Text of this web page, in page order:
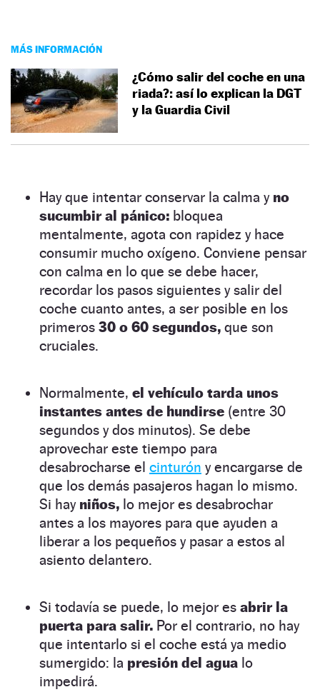
MÁS INFORMACIÓN
¿Cómo salir del coche en una
riada?: así lo explican la DGT
y la Guardia Civil
Hay que intentar conservar la calma y no
sucumbir al pánico: bloquea
mentalmente, agota con rapidez y hace
consumir mucho oxígeno. Conviene pensar
con calma en lo que se debe hacer,
recordar los pasos siguientes y salir del
coche cuanto antes, a ser posible en los
primeros 30 o 60 segundos, que son
cruciales.
Normalmente, el vehículo tarda unos
instantes antes de hundirse (entre 30
segundos y dos minutos). Se debe
aprovechar este tiempo para
desabrocharse el cinturón y encargarse de
que los demás pasajeros hagan lo mismo.
Si hay niños, lo mejor es desabrochar
antes a los mayores para que ayuden a
liberar a los pequeños y pasar a estos al
asiento delantero.
Si todavía se puede, lo mejor es abrir la
puerta para salir. Por el contrario, no hay
que intentarlo si el coche está ya medio
sumergido: la presión del agua lo
impedirá.